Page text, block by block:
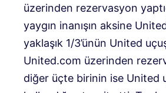
üzerinden rezervasyon
yaygın inanışın aksine
yaklaşık 1/3’ünün United
United.com üzerinden
diğer üçte birinin ise United